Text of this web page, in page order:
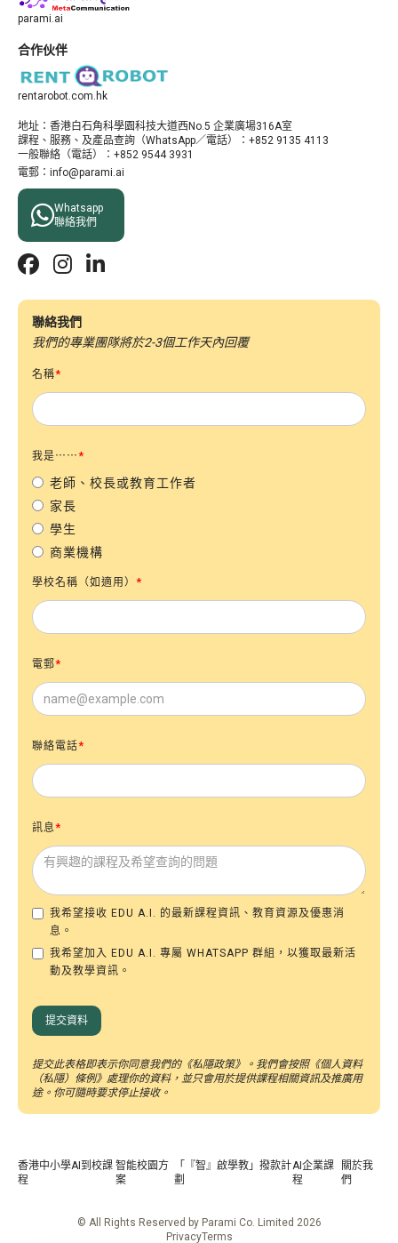
parami.ai
合作伙伴
rentarobot.com.hk
地址：​香港白石角科學園科技大道西No.5 企業廣場316A室
課程、服務、及產品查詢（WhatsApp／電話）：+852 9135 4113
一般聯絡（電話）：+852 9544 3931
電郵：info@parami.ai
Whatsapp
聯絡我們
  
聯絡我們
我們的專業團隊將於2-3個工作天內回覆
名稱*
我是⋯⋯*
老師、校長或教育工作者
家長
學生
商業機構
學校名稱（如適用） *
電郵*
聯絡電話*
訊息*
我希望接收 EDU A.I. 的最新課程資訊、教育資源及優惠消
息。
我希望加入 EDU A.I. 專屬 WHATSAPP 群組，以獲取最新活
動及教學資訊。
提交此表格即表示你同意我們的《私隱政策》。我們會按照《個人資料
（私隱）條例》處理你的資料，並只會用於提供課程相關資訊及推廣用
途。你可隨時要求停止接收。
香港中小學AI到校課
程
智能校園方
案
「『智』啟學教」撥款計
劃
AI企業課
程
關於我
們
© All Rights Reserved by Parami Co. Limited 2026
PrivacyTerms